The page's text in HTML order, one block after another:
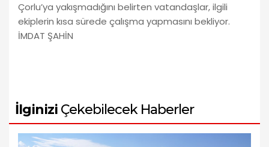
Çorlu’ya yakışmadığını belirten vatandaşlar, ilgili
ekiplerin kısa sürede çalışma yapmasını bekliyor.
İMDAT ŞAHİN
İlginizi Çekebilecek Haberler